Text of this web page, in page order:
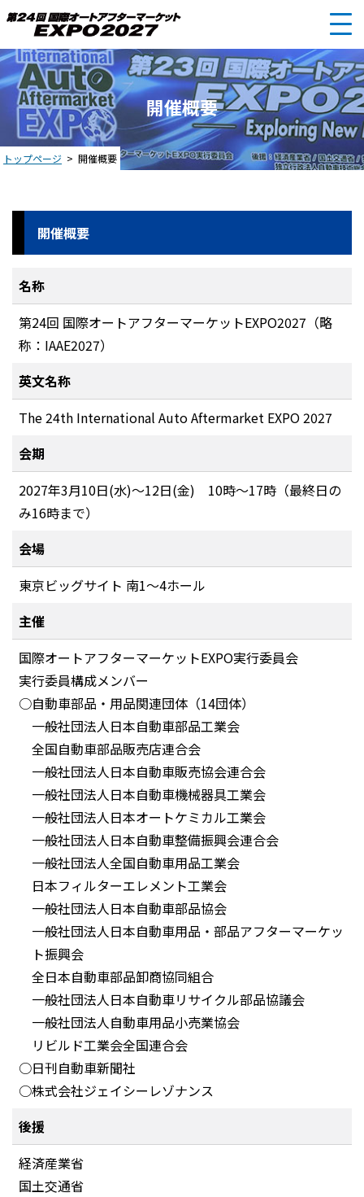
開催概要
トップページ 開催概要
開催概要
名称
第24回 国際オートアフターマーケットEXPO2027（略
称：IAAE2027）
英文名称
The 24th International Auto Aftermarket EXPO 2027
会期
2027年3月10日(水)～12日(金) 10時～17時（最終日の
み16時まで）
会場
東京ビッグサイト 南1～4ホール
主催
国際オートアフターマーケットEXPO実行委員会
実行委員構成メンバー
○自動車部品・用品関連団体（14団体）
一般社団法人日本自動車部品工業会
全国自動車部品販売店連合会
一般社団法人日本自動車販売協会連合会
一般社団法人日本自動車機械器具工業会
一般社団法人日本オートケミカル工業会
一般社団法人日本自動車整備振興会連合会
一般社団法人全国自動車用品工業会
日本フィルターエレメント工業会
一般社団法人日本自動車部品協会
一般社団法人日本自動車用品・部品アフターマーケッ
ト振興会
全日本自動車部品卸商協同組合
一般社団法人日本自動車リサイクル部品協議会
一般社団法人自動車用品小売業協会
リビルド工業会全国連合会
○日刊自動車新聞社
○株式会社ジェイシーレゾナンス
後援
経済産業省
国土交通省